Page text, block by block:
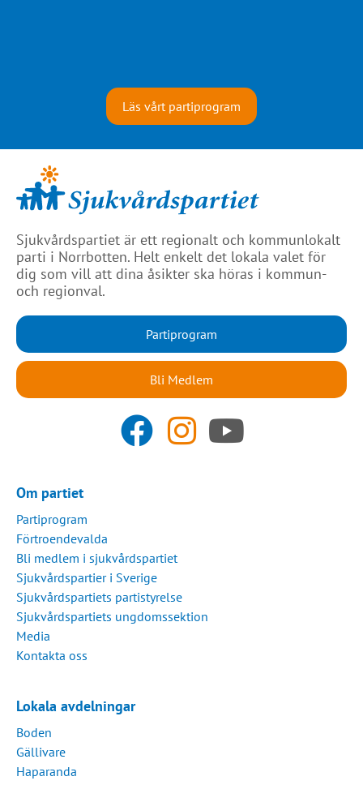
Läs vårt partiprogram
Sjukvårdspartiet är ett regionalt och kommunlokalt
parti i Norrbotten. Helt enkelt det lokala valet för
dig som vill att dina åsikter ska höras i kommun-
och regionval.
Partiprogram
Bli Medlem
Om partiet
Partiprogram
Förtroendevalda
Bli medlem i sjukvårdspartiet
Sjukvårdspartier i Sverige
Sjukvårdspartiets partistyrelse
Sjukvårdspartiets ungdomssektion
Media
Kontakta oss
Lokala avdelningar
Boden
Gällivare
Haparanda